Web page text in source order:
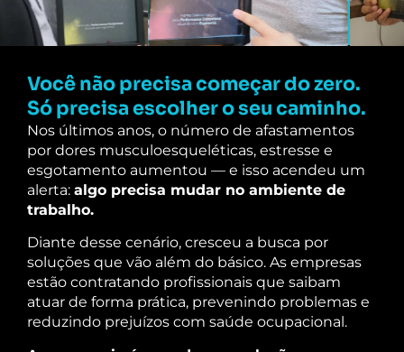
Você não precisa começar do zero.
Só precisa escolher o seu caminho.
Nos últimos anos, o número de afastamentos
por dores musculoesqueléticas, estresse e
esgotamento aumentou — e isso acendeu um
alerta: algo precisa mudar no ambiente de
trabalho.
Diante desse cenário, cresceu a busca por
soluções que vão além do básico. As empresas
estão contratando profissionais que saibam
atuar de forma prática, prevenindo problemas e
reduzindo prejuízos com saúde ocupacional.